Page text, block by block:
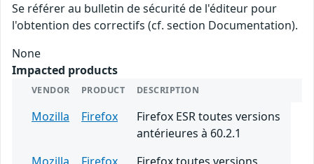
Se référer au bulletin de sécurité de l'éditeur pour
l'obtention des correctifs (cf. section Documentation).
None
Impacted products
VENDOR PRODUCT DESCRIPTION
Mozilla Firefox
Firefox ESR toutes versions
antérieures à 60.2.1